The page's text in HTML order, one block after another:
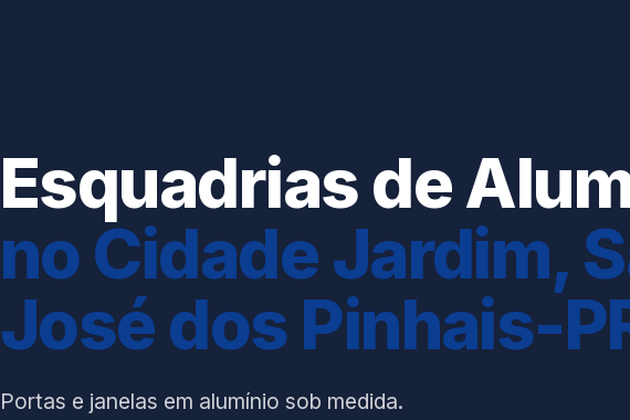
Esquadrias de
no Cidade Jardim,
José dos Pinhais-
Portas e janelas em alumínio sob medida.